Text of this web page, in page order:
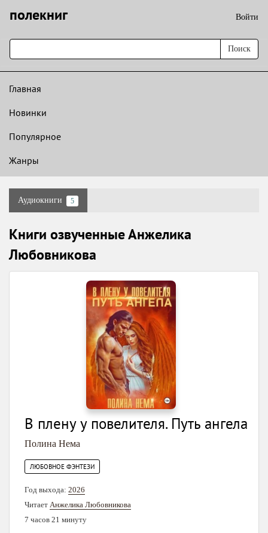
полекниг Войти
Поиск
Главная
Новинки
Популярное
Жанры
Аудиокниги 5
Книги озвученные Анжелика
Любовникова
В плену у повелителя. Путь ангела
Полина Нема
ЛЮБОВНОЕ ФЭНТЕЗИ
Год выхода: 2026
Читает Анжелика Любовникова
7 часов 21 минуту